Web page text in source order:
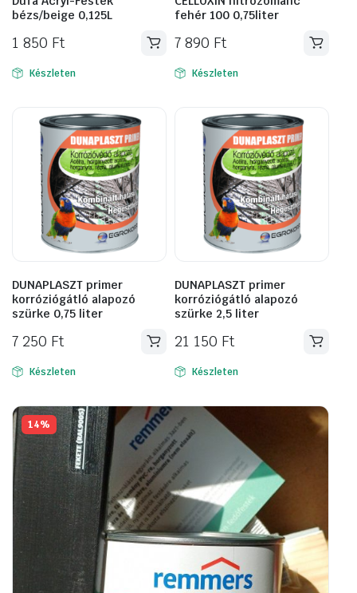
bézs/beige 0,125L
1 850 Ft
Készleten
fehér 100 0,75liter
7 890 Ft
Készleten
DUNAPLASZT primer
korróziógátló alapozó
szürke 0,75 liter
7 250 Ft
Készleten
DUNAPLASZT primer
korróziógátló alapozó
szürke 2,5 liter
21 150 Ft
Készleten
14%